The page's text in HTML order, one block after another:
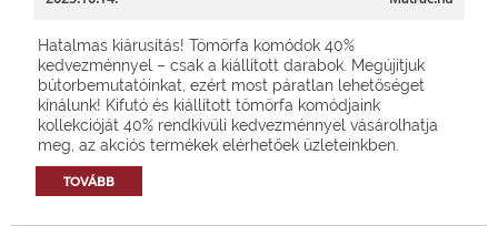
Hatalmas kiárusítás! Tömörfa komódok 40%
kedvezménnyel – csak a kiállított darabok. Megújítjuk
bútorbemutatóinkat, ezért most páratlan lehetőséget
kínálunk! Kifutó és kiállított tömörfa komódjaink
kollekcióját 40% rendkívüli kedvezménnyel vásárolhatja
meg, az akciós termékek elérhetőek üzleteinkben.
TOVÁBB